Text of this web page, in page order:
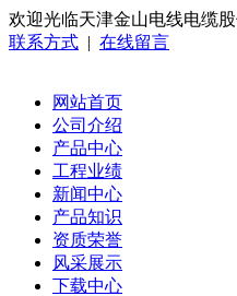
欢迎光临天津金山电线电缆
联系方式 | 在线留言
网站首页
公司介绍
产品中心
工程业绩
新闻中心
产品知识
资质荣誉
风采展示
下载中心